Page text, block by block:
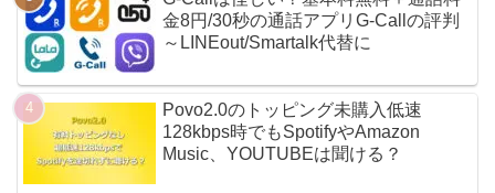
金8円/30秒の通話アプリG-Callの評判
～LINEout/Smartalk代替に
Povo2.0のトッピング未購入低速
128kbps時でもSpotifyやAmazon
Music、YOUTUBEは聞ける？